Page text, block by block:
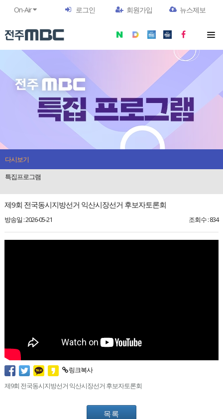
On-Air 로그인 회원가입 뉴스제보
다시보기
특집프로그램
제9회 전국동시지방선거 익산시장선거 후보자토론회
방송일 : 2026-05-21 조회수 : 834
링크복사
제9회 전국동시지방선거 익산시장선거 후보자토론회
목록